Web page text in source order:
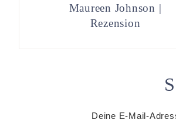
Maureen Johnson |
Rezension
Deine E-Mail-